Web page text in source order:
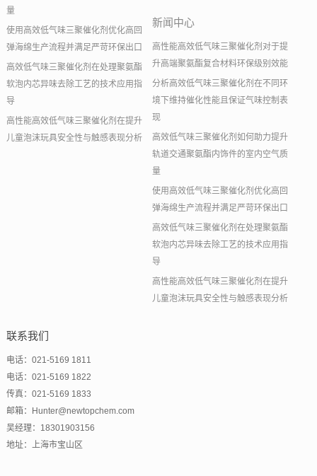
量
使用高效低气味三聚催化剂优化高回
弹海绵生产流程并满足严苛环保出口
高效低气味三聚催化剂在处理聚氨酯
软泡内芯异味去除工艺的技术应用指
导
高性能高效低气味三聚催化剂在提升
儿童泡沫玩具安全性与触感表现分析
新闻中心
高性能高效低气味三聚催化剂对于提
升高端聚氨酯复合材料环保级别效能
分析高效低气味三聚催化剂在不同环
境下维持催化性能且保证气味控制表
现
高效低气味三聚催化剂如何助力提升
轨道交通聚氨酯内饰件的室内空气质
量
使用高效低气味三聚催化剂优化高回
弹海绵生产流程并满足严苛环保出口
高效低气味三聚催化剂在处理聚氨酯
软泡内芯异味去除工艺的技术应用指
导
高性能高效低气味三聚催化剂在提升
儿童泡沫玩具安全性与触感表现分析
联系我们
电话：021-5169 1811
电话：021-5169 1822
传真：021-5169 1833
邮箱：Hunter@newtopchem.com
吴经理：18301903156
地址：上海市宝山区